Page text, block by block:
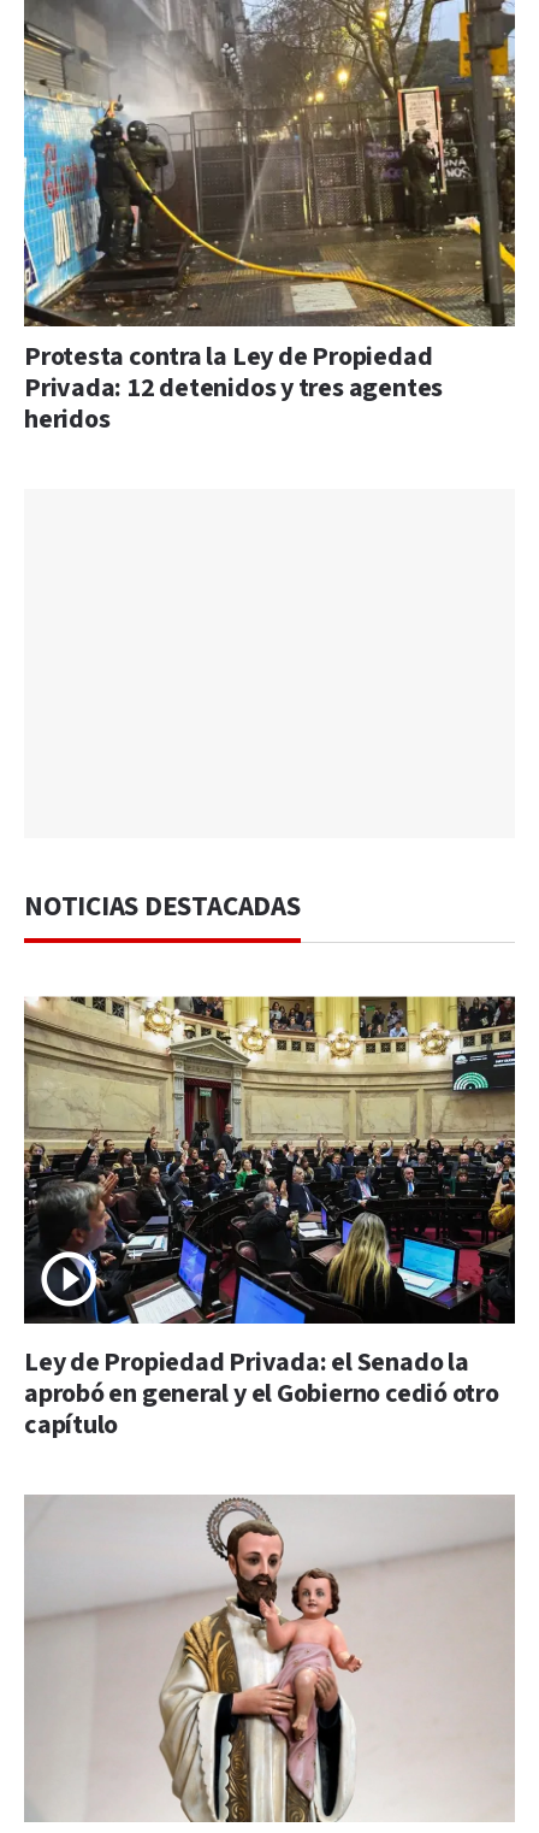
Protesta contra la Ley de Propiedad
Privada: 12 detenidos y tres agentes
heridos
NOTICIAS DESTACADAS
Ley de Propiedad Privada: el Senado la
aprobó en general y el Gobierno cedió otro
capítulo